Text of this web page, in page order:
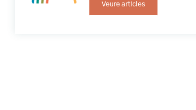
Veure articles